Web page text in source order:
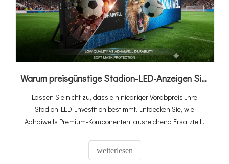
Warum preisgünstige Stadion-LED-Anzeigen Sie mehr kosten: Der Adhaiwell-Wertvorteil
Lassen Sie nicht zu, dass ein niedriger Vorabpreis Ihre
Stadion-LED-Investition bestimmt. Entdecken Sie, wie
Adhaiwells Premium-Komponenten, ausreichend Ersatzteile
Zuverlässigkeit und minimale Ausfallzeiten gewährleisten
und so kontinuierliche Sponsoreneinnahmen und ein
weiterlesen